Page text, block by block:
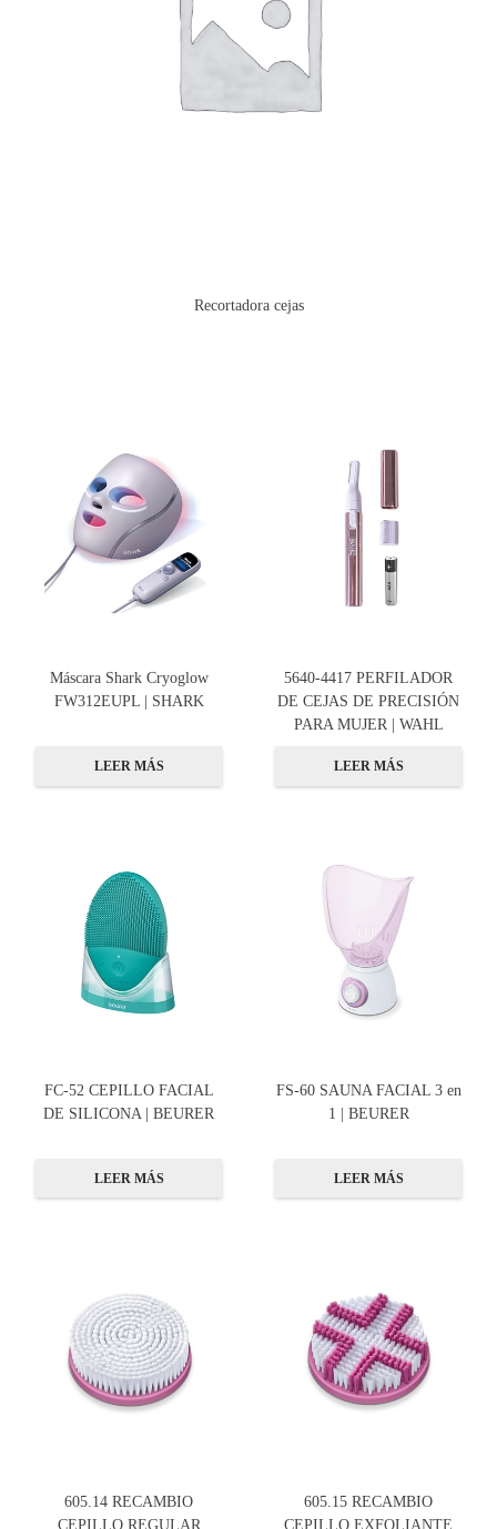
Recortadora cejas
Máscara Shark Cryoglow
FW312EUPL | SHARK
LEER MÁS
5640-4417 PERFILADOR
DE CEJAS DE PRECISIÓN
PARA MUJER | WAHL
LEER MÁS
FC-52 CEPILLO FACIAL
DE SILICONA | BEURER
LEER MÁS
FS-60 SAUNA FACIAL 3 en
1 | BEURER
LEER MÁS
605.14 RECAMBIO
CEPILLO REGULAR
605.15 RECAMBIO
CEPILLO EXFOLIANTE